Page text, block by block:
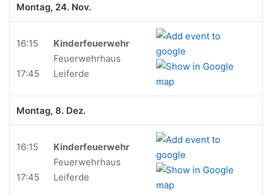
Montag, 24. Nov.
16:15
17:45
Kinderfeuerwehr
Feuerwehrhaus
Leiferde
Montag, 8. Dez.
16:15
17:45
Kinderfeuerwehr
Feuerwehrhaus
Leiferde